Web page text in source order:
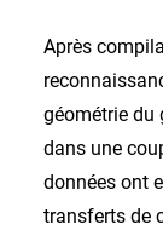
Après
géométrie du
dans une
données ont
transferts de